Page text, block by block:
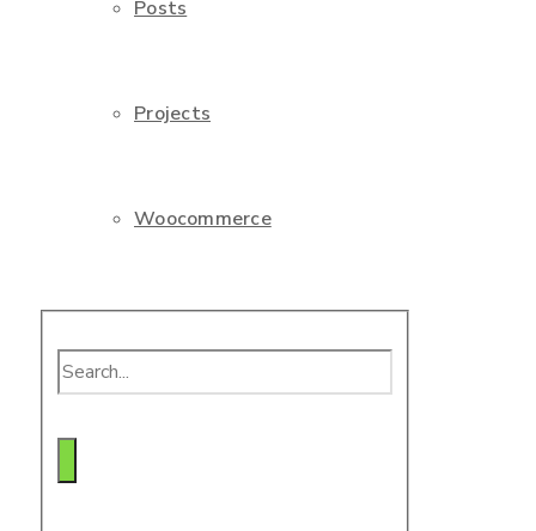
Posts
Projects
Woocommerce